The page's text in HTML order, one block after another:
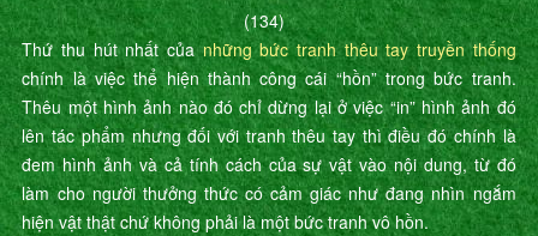
(134)
Thứ thu hút nhất củanhững bức tranh thêu tay truyền thống
chính là việc thể hiện thành công cái “hồn” trong bức tranh.
Thêu một hình ảnh nào đó chỉ dừng lại ở việc “in” hình ảnh đó
lên tác phẩm nhưng đối với tranh thêu tay thì điều đó chính là
đem hình ảnh và cả tính cách của sự vật vào nội dung, từ đó
làm cho người thưởng thức có cảm giác như đang nhìn ngắm
hiện vật thật chứ không phải là một bức tranh vô hồn.